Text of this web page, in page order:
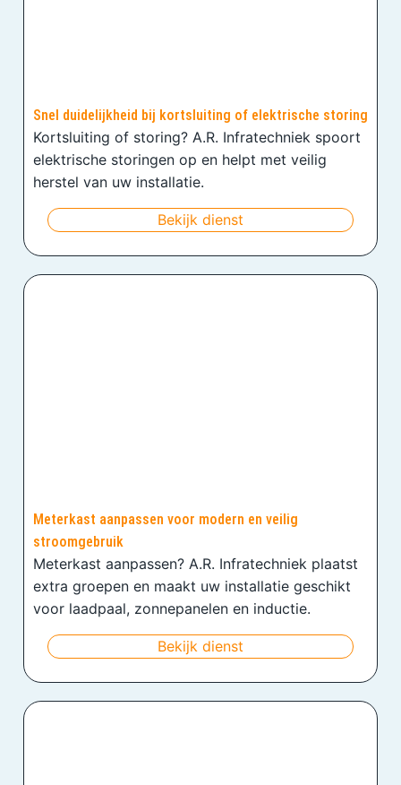
Snel duidelijkheid bij kortsluiting of elektrische storing
Kortsluiting of storing? A.R. Infratechniek spoort
elektrische storingen op en helpt met veilig
herstel van uw installatie.
Bekijk dienst
Meterkast aanpassen voor modern en veilig
stroomgebruik
Meterkast aanpassen? A.R. Infratechniek plaatst
extra groepen en maakt uw installatie geschikt
voor laadpaal, zonnepanelen en inductie.
Bekijk dienst